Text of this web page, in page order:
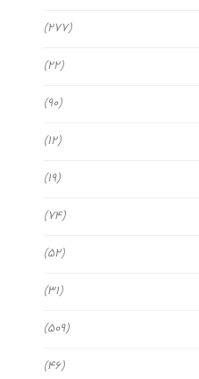
(277)
(22)
(90)
(12)
(19)
(74)
(52)
(31)
(509)
(46)